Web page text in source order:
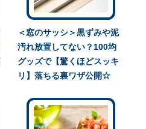
＜窓のサッシ＞黒ずみや泥
汚れ放置してない？100均
グッズで【驚くほどスッキ
リ】落ちる裏ワザ公開☆